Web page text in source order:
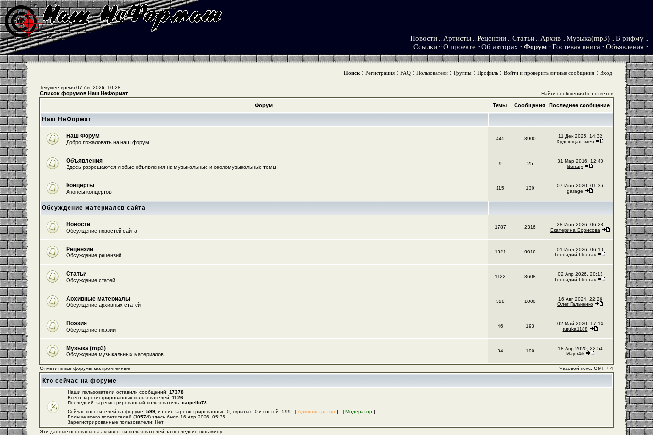
Новости :: Артисты :: Рецензии :: Статьи :: Архив :: Музыка(mp3) :: В рифму ::
Ссылки :: О проекте :: Об авторах :: Форум :: Гостевая книга :: Объявления ::
Поиск: Регистрация: FAQ: Пользователи: Группы: Профиль: Войти и проверить личные сообщения: Вход
Текущее время 07 Авг 2026, 10:28
Список форумов Наш НеФормат Найти сообщения без ответов
Форум Темы Сообщения Последнее сообщение
Наш НеФормат
Наш Форум
Добро пожаловать на наш форум!
445 3900
11 Дек 2025, 14:32
Худеющая змея
Объявления
Здесь разрешаются любые объявления на музыкальные и околомузыкальные темы!
9 25
31 Мар 2016, 12:40
literrary
Концерты
Анонсы концертов
115 130
07 Июн 2020, 01:36
garage
Обсуждение материалов сайта
Новости
Обсуждение новостей сайта
1787 2316
28 Июн 2026, 06:28
Екатерина Борисова
Рецензии
Обсуждение рецензий
1621 6016
01 Июл 2026, 06:10
Геннадий Шостак
Статьи
Обсуждение статей
1122 3608
02 Апр 2026, 20:13
Геннадий Шостак
Архивные материалы
Обсуждение архивных статей
528 1000
16 Авг 2024, 22:26
Олег Гальченко
Поэзия
Обсуждение поэзии
46 193
02 Май 2020, 17:14
tutuka1188
Музыка (mp3)
Обсуждение музыкальных материалов
34 190
18 Апр 2020, 22:54
Major4ik
Отметить все форумы как прочтённые Часовой пояс: GMT + 4
Кто сейчас на форуме
Наши пользователи оставили сообщений: 17378
Всего зарегистрированных пользователей: 1126
Последний зарегистрированный пользователь: carpello78
Сейчас посетителей на форуме: 599, из них зарегистрированных: 0, скрытых: 0 и гостей: 599 [ Администратор ] [ Модератор]
Больше всего посетителей (10574) здесь было 16 Апр 2026, 05:35
Зарегистрированные пользователи: Нет
Эти данные основаны на активности пользователей за последние пять минут